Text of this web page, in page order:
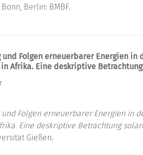
Berlin: BMBF.
und Folgen erneuerbarer Energien
Afrika. Eine deskriptive
und Folgen erneuerbarer Energien in
Eine deskriptive Betrachtung
Gießen.